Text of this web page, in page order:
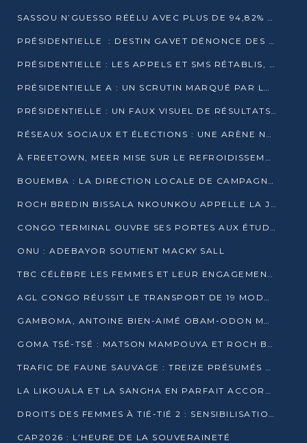
SASSOU N’GUESSO RÉÉLU AVEC PLUS DE 94,82% DES VOIX
PRÉSIDENTIELLE : DESTIN GAVET DÉNONCE DES IRRÉGULARITÉS ET REVENDIQUE LA VICTOIRE
PRÉSIDENTIELLE : LES APPELS ET SMS RÉTABLIS, INTERNET RESTE BLOQUÉ
PRÉSIDENTIELLE A : UN SCRUTIN MARQUÉ PAR LA COUPURE D’INTERNET ET UNE AFFLUENCE TIMIDE À BRAZZAVILLE
PRÉSIDENTIELLE : UN FAUX VISUEL DE RÉSULTATS CIRCULE
RÉSEAUX SOCIAUX ET ÉLECTIONS : UNE ARÈNE NUMÉRIQUE EN PLEINE MUTATION AU CONGO
À FREETOWN, MEER MISE SUR LE REFROIDISSEMENT PASSIF FACE À LA CHALEUR EXTRÊME
BOUEMBA : LA DIRECTION LOCALE DE CAMPAGNE DE DENIS SASSOU N’GUESSO MULTIPLIE LES ACTIVITÉS DE MOBILISATION
ROCH BREDIN BISSALA NKOUNKOU APPELLE LA JEUNESSE DE GOMA TSÉ-TSÉ À UN VOTE MASSIF POUR DENIS SASSOU NGUESSO
CONGO TERMINAL OUVRE SES PORTES AUX ÉTUDIANTS EN TRANSPORT ET LOGISTIQUE
ONU : ADEBAYOR SOUTIENT MACKY SALL
TBC CÉLÈBRE LES FEMMES ET LEUR ENGAGEMENT À L’OCCASION DU 8 MARS
AGL CONGO RÉUSSIT LE TRANSPORT DE 19 MODULES HORS GABARIT ENTRE POINTE-NOIRE ET BRAZZAVILLE
GAMBOMA, ANTOINE BIEN-AIMÉ OBAM-ODON MOBILISE LES 32 148 ÉLECTEURS EN FAVEUR DE DENIS SASSOU NGUESSO
GOMA TSÉ-TSÉ : MATSON MAMPOUYA ET ROCH BREDIN BISSALA NKOUNKOU EN CAMPAGNE DE PROXIMITÉ
TRAFIC DE FAUNE SAUVAGE : TREIZE PRÉSUMÉS TRAFIQUANTS INTERPELLÉS AU CONGO EN 2025
LA LIKOUALA ET LA SANGHA EN PARFAIT ACCORD AVEC LE PROJET DE SOCIÉTÉ DU CANDIDAT DENIS SASSOU-N’GUESSO
DROITS DES FEMMES À TIÉ-TIÉ 2 : SENSIBILISATION ET PÉDAGOGIE SUR LE DROIT DE VOTE
CAP2026 : L’HEURE DE LA SOUVERAINETÉ